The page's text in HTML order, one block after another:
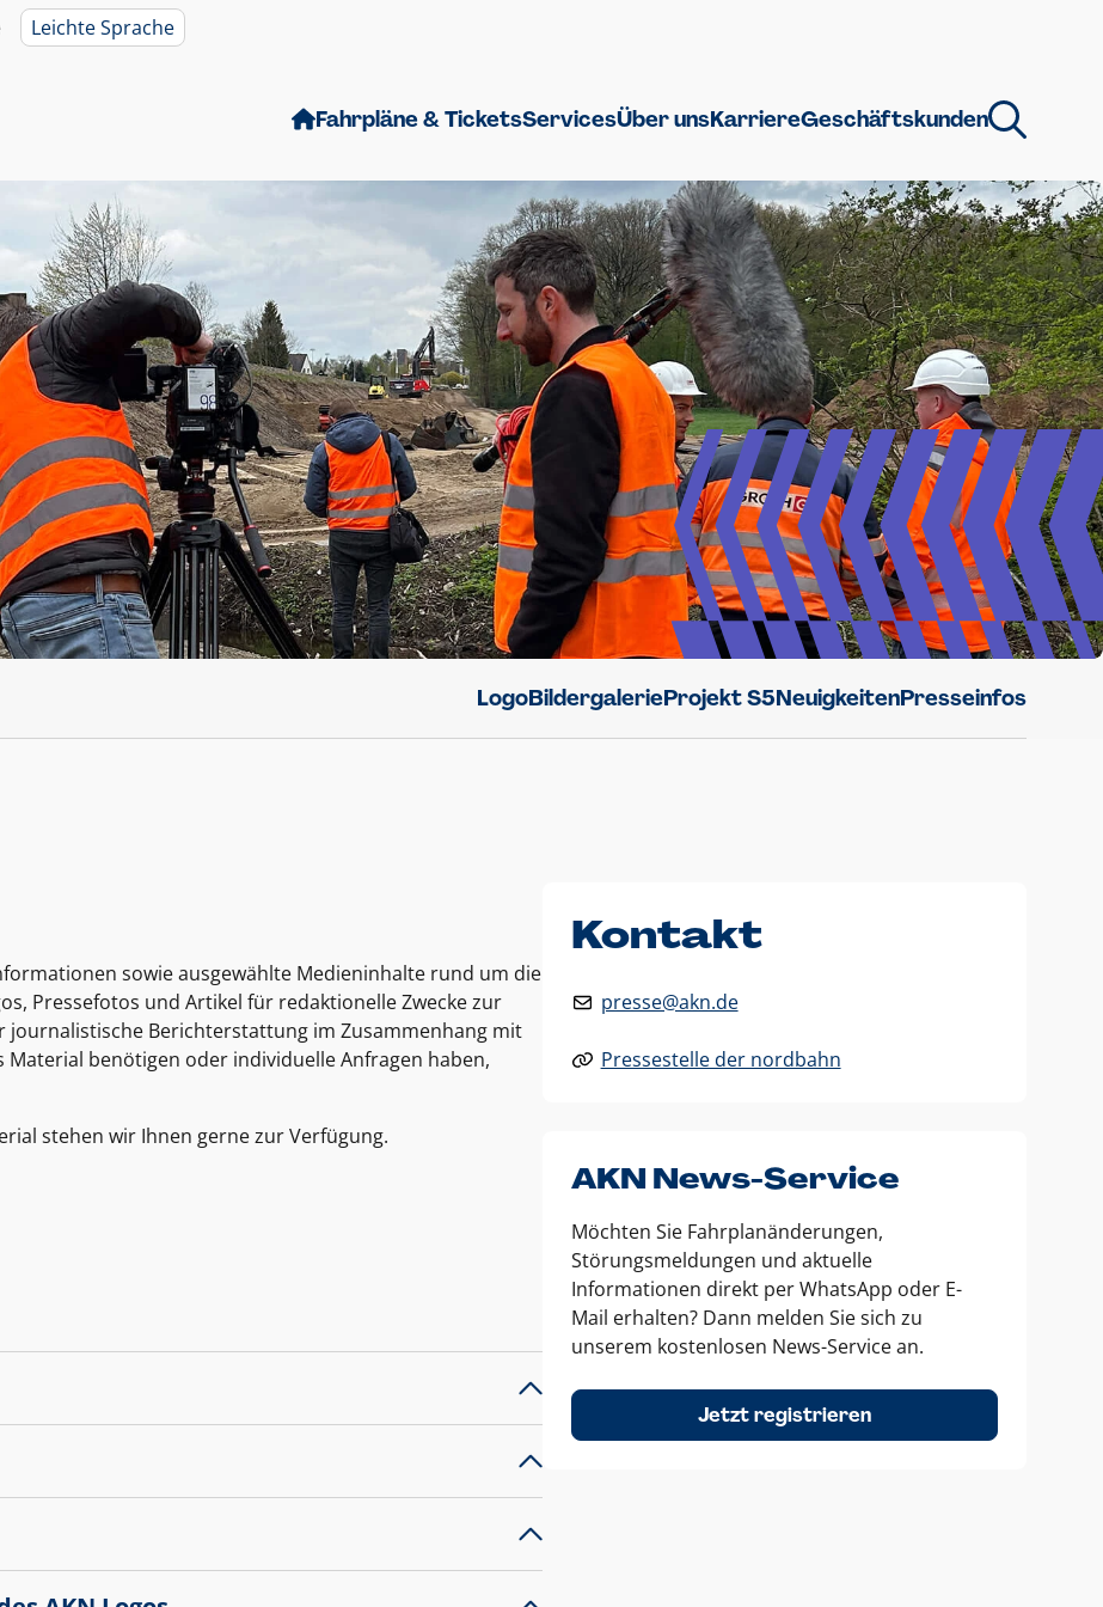
Leichte Sprache
Fahrpläne & TicketsServicesÜber unsKarriereGeschäftskunden
LogoBildergalerieProjekt S5NeuigkeitenPresseinfos
sowie ausgewählte Medieninhalte rund um die
Pressefotos und Artikel für redaktionelle Zwecke zur
journalistische Berichterstattung im Zusammenhang mit
Material benötigen oder individuelle Anfragen haben,
stehen wir Ihnen gerne zur Verfügung.
Kontakt
presse@akn.de
Pressestelle der nordbahn
AKN News-Service
Möchten Sie Fahrplanänderungen,
Störungsmeldungen und aktuelle
Informationen direkt per WhatsApp oder E-
Mail erhalten? Dann melden Sie sich zu
unserem kostenlosen News-Service an.
Jetzt registrieren